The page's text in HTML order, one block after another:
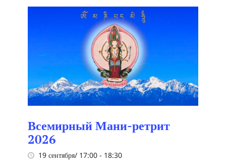
Всемирный Мани-ретрит
2026
19 сентября/ 17:00 - 18:30